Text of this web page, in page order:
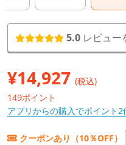
5.0 レビュー
¥14,927 (税込)
149ポイント
アプリからの購入でポイント2
クーポンあり（10％OFF）